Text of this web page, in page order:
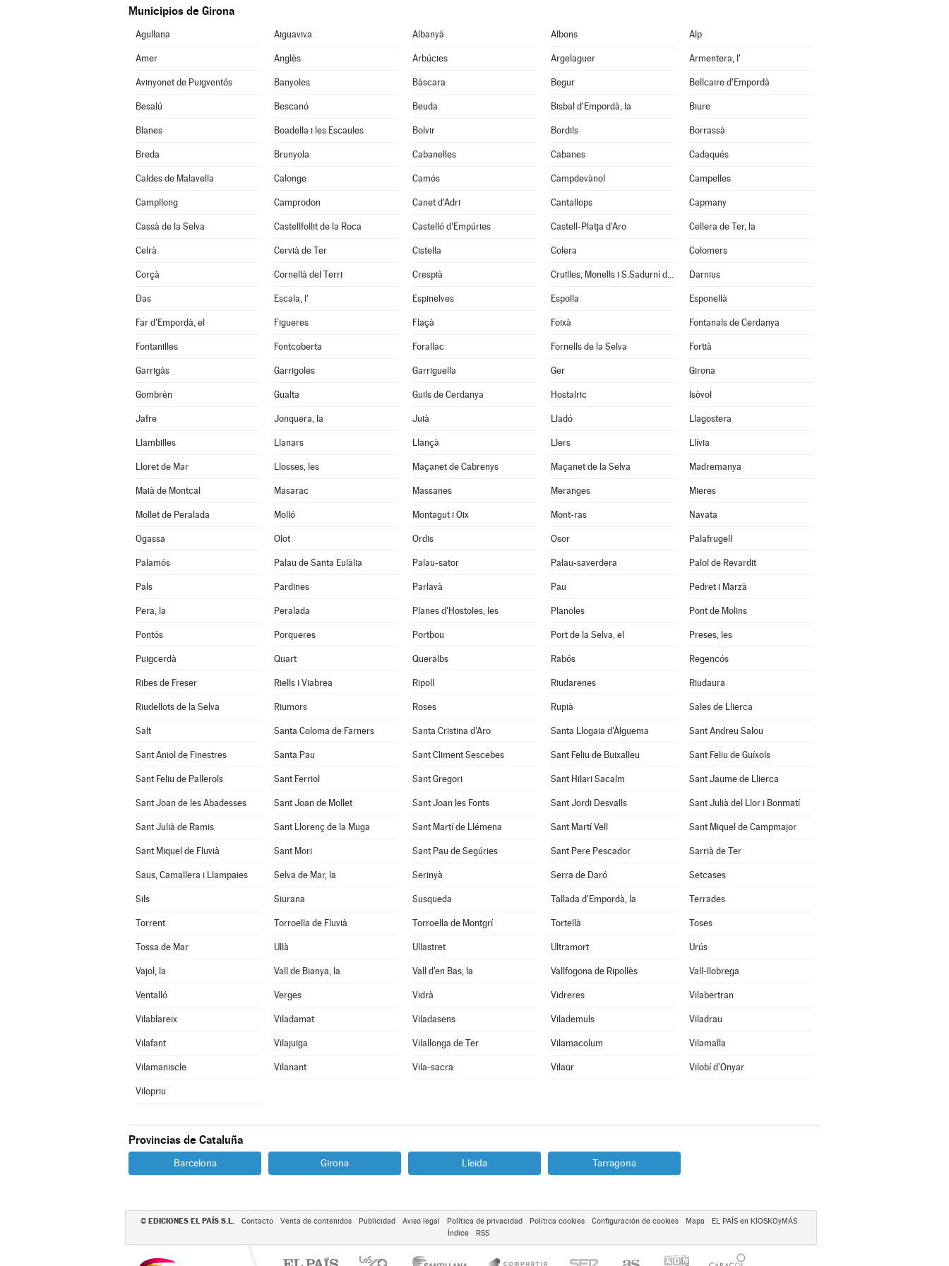
Municipios de Girona
Agullana Aiguaviva Albanyà Albons Alp
Amer Anglès Arbúcies Argelaguer Armentera, l'
Avinyonet de Puigventós Banyoles Bàscara Begur Bellcaire d'Empordà
Besalú Bescanó Beuda Bisbal d'Empordà, la Biure
Blanes Boadella i les Escaules Bolvir Bordils Borrassà
Breda Brunyola Cabanelles Cabanes Cadaqués
Caldes de Malavella Calonge Camós Campdevànol Campelles
Campllong Camprodon Canet d'Adri Cantallops Capmany
Cassà de la Selva Castellfollit de la Roca Castelló d'Empúries Castell-Platja d'Aro Cellera de Ter, la
Celrà Cervià de Ter Cistella Colera Colomers
Corçà Cornellà del Terri Crespià Cruïlles, Monells i S.Sadurní de l'Heura Darnius
Das Escala, l' Espinelves Espolla Esponellà
Far d'Empordà, el Figueres Flaçà Foixà Fontanals de Cerdanya
Fontanilles Fontcoberta Forallac Fornells de la Selva Fortià
Garrigàs Garrigoles Garriguella Ger Girona
Gombrèn Gualta Guils de Cerdanya Hostalric Isòvol
Jafre Jonquera, la Juià Lladó Llagostera
Llambilles Llanars Llançà Llers Llívia
Lloret de Mar Llosses, les Maçanet de Cabrenys Maçanet de la Selva Madremanya
Maià de Montcal Masarac Massanes Meranges Mieres
Mollet de Peralada Molló Montagut i Oix Mont-ras Navata
Ogassa Olot Ordis Osor Palafrugell
Palamós Palau de Santa Eulàlia Palau-sator Palau-saverdera Palol de Revardit
Pals Pardines Parlavà Pau Pedret i Marzà
Pera, la Peralada Planes d'Hostoles, les Planoles Pont de Molins
Pontós Porqueres Portbou Port de la Selva, el Preses, les
Puigcerdà Quart Queralbs Rabós Regencós
Ribes de Freser Riells i Viabrea Ripoll Riudarenes Riudaura
Riudellots de la Selva Riumors Roses Rupià Sales de Llierca
Salt Santa Coloma de Farners Santa Cristina d'Aro Santa Llogaia d'Àlguema Sant Andreu Salou
Sant Aniol de Finestres Santa Pau Sant Climent Sescebes Sant Feliu de Buixalleu Sant Feliu de Guíxols
Sant Feliu de Pallerols Sant Ferriol Sant Gregori Sant Hilari Sacalm Sant Jaume de Llierca
Sant Joan de les Abadesses Sant Joan de Mollet Sant Joan les Fonts Sant Jordi Desvalls Sant Julià del Llor i Bonmatí
Sant Julià de Ramis Sant Llorenç de la Muga Sant Martí de Llémena Sant Martí Vell Sant Miquel de Campmajor
Sant Miquel de Fluvià Sant Mori Sant Pau de Segúries Sant Pere Pescador Sarrià de Ter
Saus, Camallera i Llampaies Selva de Mar, la Serinyà Serra de Daró Setcases
Sils Siurana Susqueda Tallada d'Empordà, la Terrades
Torrent Torroella de Fluvià Torroella de Montgrí Tortellà Toses
Tossa de Mar Ullà Ullastret Ultramort Urús
Vajol, la Vall de Bianya, la Vall d'en Bas, la Vallfogona de Ripollès Vall-llobrega
Ventalló Verges Vidrà Vidreres Vilabertran
Vilablareix Viladamat Viladasens Vilademuls Viladrau
Vilafant Vilajuïga Vilallonga de Ter Vilamacolum Vilamalla
Vilamaniscle Vilanant Vila-sacra Vilaür Vilobí d'Onyar
Vilopriu
Provincias de Cataluña
Barcelona Girona Lleida Tarragona
© EDICIONES EL PAÍS S.L. Contacto Venta de contenidos Publicidad Aviso legal Política de privacidad Política cookies Configuración de cookies Mapa
EL PAÍS en KIOSKOyMÁS
Índice
RSS